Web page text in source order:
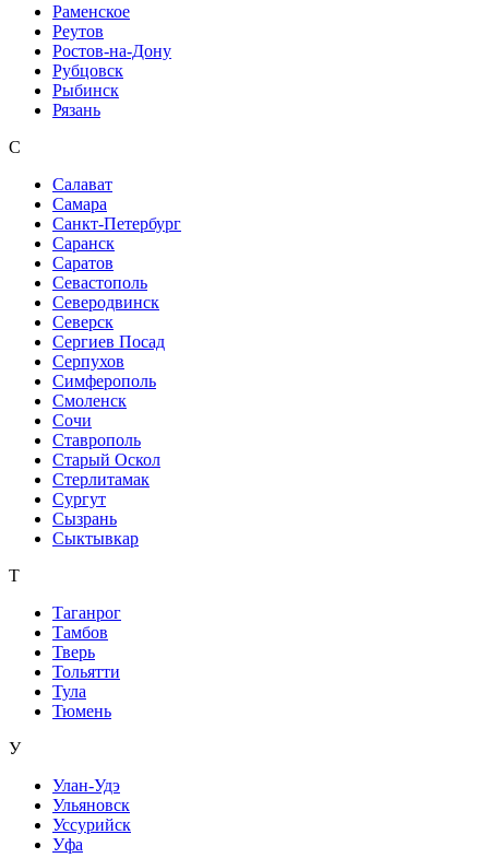
Раменское
Реутов
Ростов-на-Дону
Рубцовск
Рыбинск
Рязань
С
Салават
Самара
Санкт-Петербург
Саранск
Саратов
Севастополь
Северодвинск
Северск
Сергиев Посад
Серпухов
Симферополь
Смоленск
Сочи
Ставрополь
Старый Оскол
Стерлитамак
Сургут
Сызрань
Сыктывкар
Т
Таганрог
Тамбов
Тверь
Тольятти
Тула
Тюмень
У
Улан-Удэ
Ульяновск
Уссурийск
Уфа